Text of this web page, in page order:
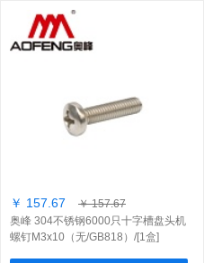
￥ 157.67
￥ 157.67
奥峰 304不锈钢6000只十字槽盘头机
螺钉M3x10（无/GB818）/[1盒]